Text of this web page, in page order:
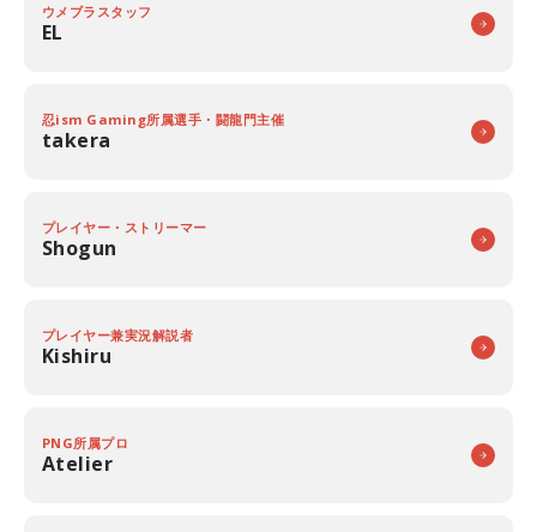
ウメブラスタッフ
EL
忍ism Gaming所属選手・闘龍門主催
takera
プレイヤー・ストリーマー
Shogun
プレイヤー兼実況解説者
Kishiru
PNG所属プロ
Atelier